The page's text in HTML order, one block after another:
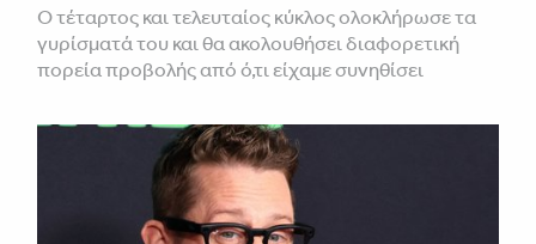
Ο τέταρτος και τελευταίος κύκλος ολοκλήρωσε τα
γυρίσματά του και θα ακολουθήσει διαφορετική
πορεία προβολής από ό,τι είχαμε συνηθίσει